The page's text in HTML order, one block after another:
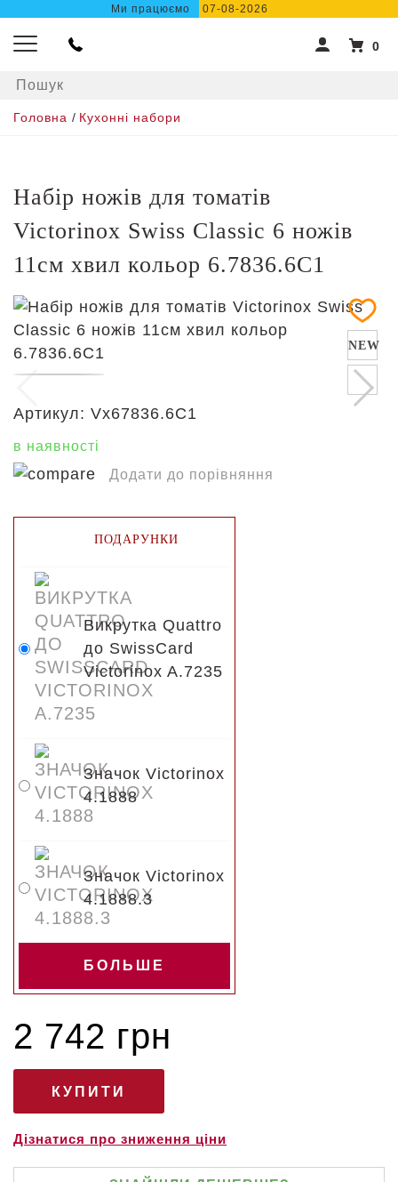
Ми працюємо 07-08-2026
0
Головна / Кухонні набори
Набір ножів для томатів
Victorinox Swiss Classic 6 ножів
11см хвил кольор 6.7836.6C1
NEW
Артикул: Vx67836.6C1
в наявності
Додати до порівняння
ПОДАРУНКИ
Викрутка Quattro
до SwissCard
Victorinox A.7235
Значок Victorinox
4.1888
Значок Victorinox
4.1888.3
БОЛЬШЕ
2 742 грн
Дізнатися про зниження ціни